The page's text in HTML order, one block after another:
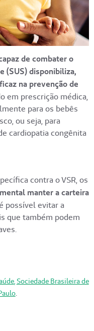
de combater o
(SUS) disponibiliza,
na prevenção de
em prescrição médica,
para os bebês
ou seja, para
cardiopatia congênita
contra o VSR, os
manter a carteira
possível evitar a
que também podem
, Sociedade Brasileira de
.